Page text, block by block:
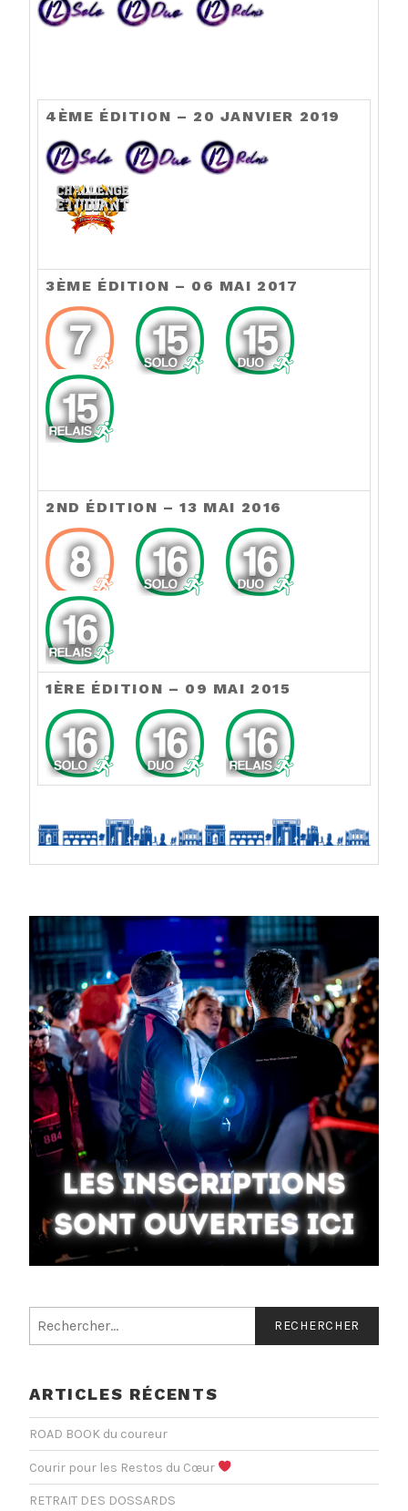
4ÈME ÉDITION – 20 JANVIER 2019
3ÈME ÉDITION – 06 MAI 2017
2ND ÉDITION – 13 MAI 2016
1ÈRE ÉDITION – 09 MAI 2015
ARTICLES RÉCENTS
ROAD BOOK du coureur
Courir pour les Restos du Cœur
RETRAIT DES DOSSARDS